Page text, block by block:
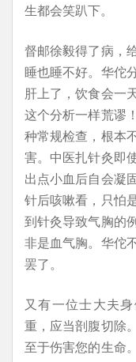
生都会笑趴下。
督邮徐毅得了病，
睡也睡不好。华佗
肝上了，饮食会一
这个分析一样荒谬
种常规检查，根本
害。中医扎针灸即
出点小血后自会凝
针后咳嗽看，只怕
到针灸导致气胸的
非是血气胸。华佗
罢了。
又有一位士大夫
重，应当剖腹切除
至于伤害您的生命